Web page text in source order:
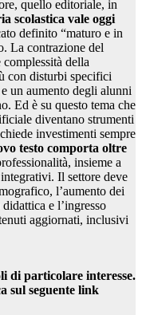
quello editoriale, in
scolastica vale oggi
definito “maturo e in
La contrazione del
complessità della
con disturbi specifici
un aumento degli alunni
Ed è su questo tema che
diventano strumenti
investimenti sempre
testo comporta oltre
insieme a
Il settore deve
l’aumento dei
e l’ingresso
aggiornati, inclusivi
di particolare interesse.
sul seguente link